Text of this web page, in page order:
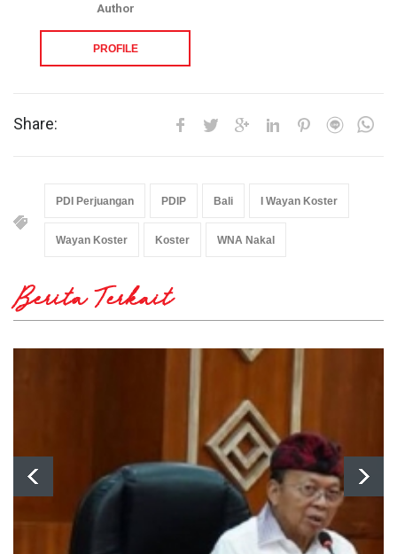
Author
PROFILE
Share:
PDI Perjuangan PDIP Bali I Wayan Koster
Wayan Koster Koster WNA Nakal
Berita Terkait